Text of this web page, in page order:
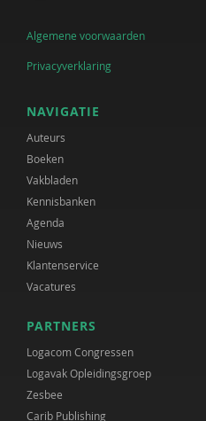
Algemene voorwaarden
Privacyverklaring
NAVIGATIE
Auteurs
Boeken
Vakbladen
Kennisbanken
Agenda
Nieuws
Klantenservice
Vacatures
PARTNERS
Logacom Congressen
Logavak Opleidingsgroep
Zesbee
Carib Publishing